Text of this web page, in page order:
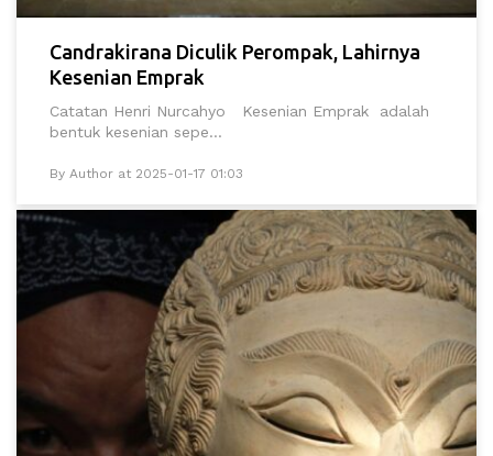
Candrakirana Diculik Perompak, Lahirnya
Kesenian Emprak
Catatan Henri Nurcahyo Kesenian Emprak adalah
bentuk kesenian sepe...
By Author at 2025-01-17 01:03